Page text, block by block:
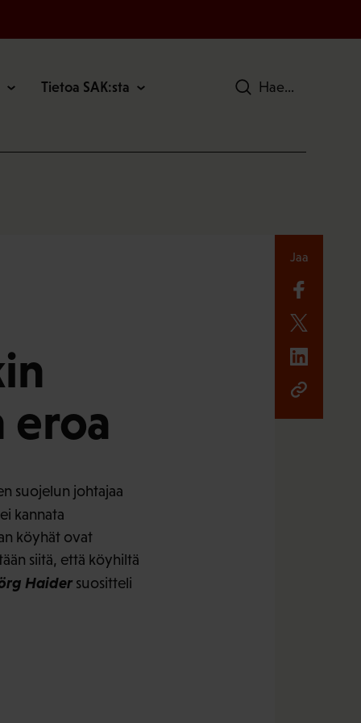
Tietoa SAK:sta Hae
eroa
suojelun johtajaa
kannata
köyhät ovat
siitä, että köyhiltä
Haidersuositteli
Jaa